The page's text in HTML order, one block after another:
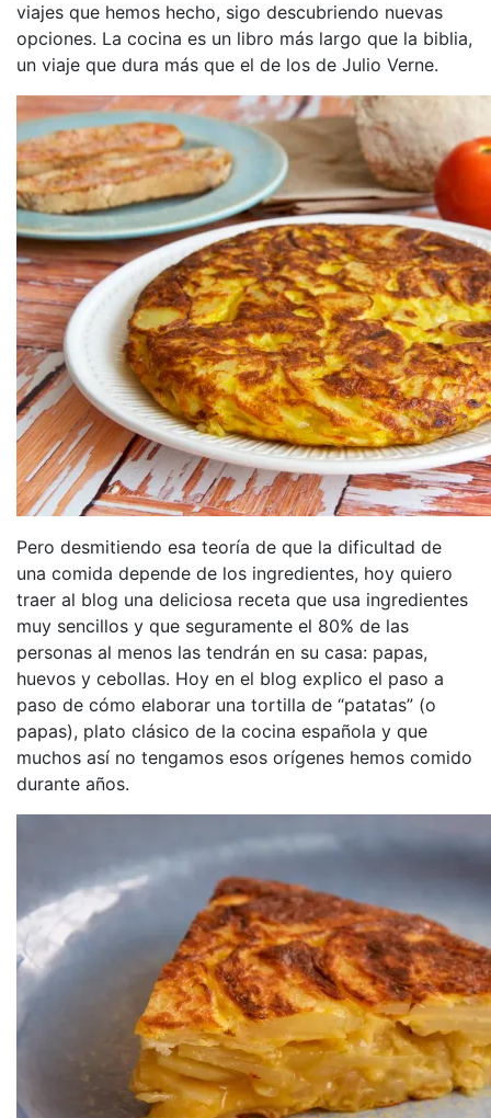
viajes que hemos hecho, sigo descubriendo nuevas
opciones. La cocina es un libro más largo que la biblia,
un viaje que dura más que el de los de Julio Verne.
Pero desmitiendo esa teoría de que la dificultad de
una comida depende de los ingredientes, hoy quiero
traer al blog una deliciosa receta que usa ingredientes
muy sencillos y que seguramente el 80% de las
personas al menos las tendrán en su casa: papas,
huevos y cebollas. Hoy en el blog explico el paso a
paso de cómo elaborar una tortilla de “patatas” (o
papas), plato clásico de la cocina española y que
muchos así no tengamos esos orígenes hemos comido
durante años.